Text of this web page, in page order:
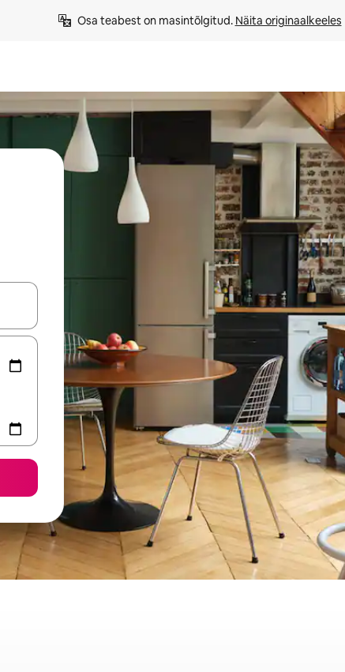
Osa teabest on masintõlgitud. Näita originaalkeeles
või puuduta või tõmba mööda ekraani.